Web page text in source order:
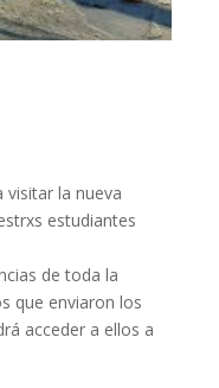
visitar la nueva
estudiantes
de toda la
que enviaron los
acceder a ellos a